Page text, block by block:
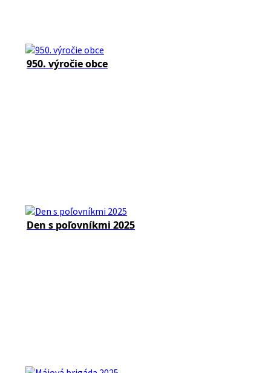
950. výročie obce
Den s poľovníkmi 2025